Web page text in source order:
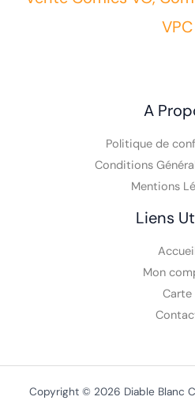
VPC
A
Politique de
Conditions
Mentions
Liens
Mon
Carte
Copyright © 2026 Diable Blanc